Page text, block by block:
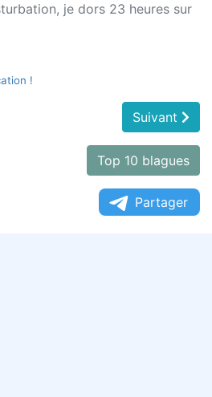
je dors 23 heures sur
!
Suivant
Top 10 blagues
Partager